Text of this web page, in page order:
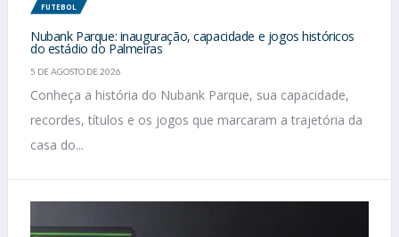
FUTEBOL
Nubank Parque: inauguração, capacidade e jogos históricos
do estádio do Palmeiras
5 DE AGOSTO DE 2026
Conheça a história do Nubank Parque, sua capacidade,
recordes, títulos e os jogos que marcaram a trajetória da
casa do...